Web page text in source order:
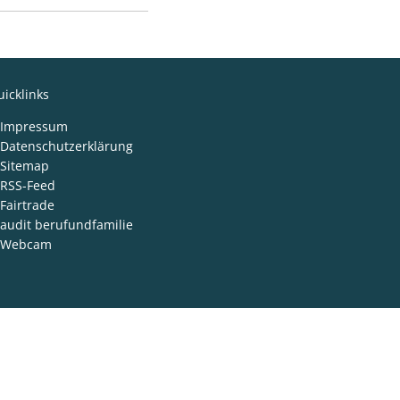
Impressum
Datenschutzerklärung
Sitemap
RSS-Feed
Fairtrade
audit berufundfamilie
Webcam